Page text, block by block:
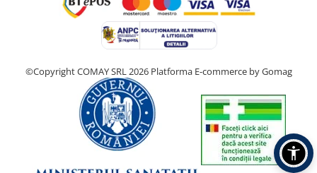
©Copyright COMAY SRL 2026 Platforma E-commerce by Gomag